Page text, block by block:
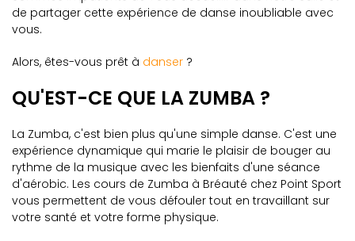
de partager cette expérience de danse inoubliable avec
vous.
Alors, êtes-vous prêt à danser ?
QU'EST-CE QUE LA ZUMBA ?
La Zumba, c'est bien plus qu'une simple danse. C'est une
expérience dynamique qui marie le plaisir de bouger au
rythme de la musique avec les bienfaits d'une séance
d'aérobic. Les cours de Zumba à Bréauté chez Point Sport
vous permettent de vous défouler tout en travaillant sur
votre santé et votre forme physique.